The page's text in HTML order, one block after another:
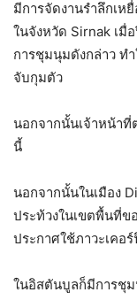
มีการจัดงานรำลึกเห
ในจังหวัด Sirnak เมื่
การชุมนุมดังกล่าว ท
จับกุมตัว
นอกจากนั้นเจ้าหน้าที่
นี้
นอกจากนั้นในเมือง
ประท้วงในเขตพื้นที่ข
ประกาศใช้ภาวะเคอ
ในอิสตันบูลก็มีการชุ